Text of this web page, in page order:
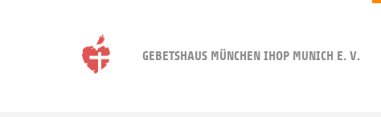
GEBETSHAUS MÜNCHEN IHOP MUNICH E. V.